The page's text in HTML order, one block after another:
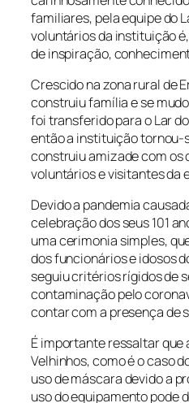
familiares, pela equipe do
voluntários da instituição
de inspiração,
Crescido na zona rural de
construiu família e se
foi transferido para o Lar
então a instituição tornou-
construiu amizade com os
voluntários e visitantes da
Devido a pandemia
celebração dos seus 101
uma cerimonia simples,
dos funcionários e idosos
seguiu critérios rígidos de
contaminação pelo
contar com a presença de
É importante ressaltar que
Velhinhos, como é o caso
uso de máscara devido a
uso do equipamento pode